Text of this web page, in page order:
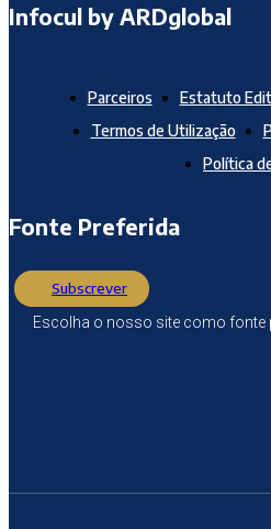
Infocul by ARDglobal
Parceiros Estatuto
Termos de Utilização
Política
Fonte Preferida
Subscrever
Escolha o nosso site como fonte